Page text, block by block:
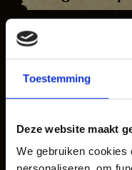
Toestemming
Deze website maakt
We gebruiken cookies
afhuren gehele
tram
groepsgrootte is
personen. De